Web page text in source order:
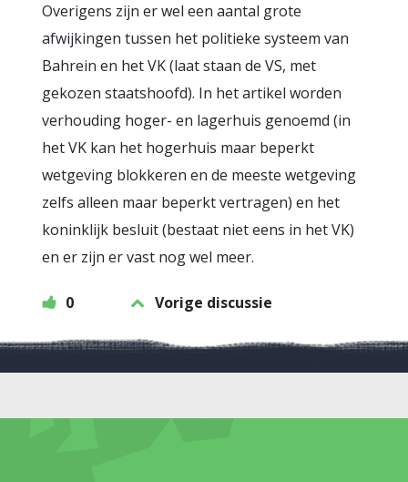
Overigens zijn er wel een aantal grote
afwijkingen tussen het politieke systeem van
Bahrein en het VK (laat staan de VS, met
gekozen staatshoofd). In het artikel worden
verhouding hoger- en lagerhuis genoemd (in
het VK kan het hogerhuis maar beperkt
wetgeving blokkeren en de meeste wetgeving
zelfs alleen maar beperkt vertragen) en het
koninklijk besluit (bestaat niet eens in het VK)
en er zijn er vast nog wel meer.
0 Vorige discussie